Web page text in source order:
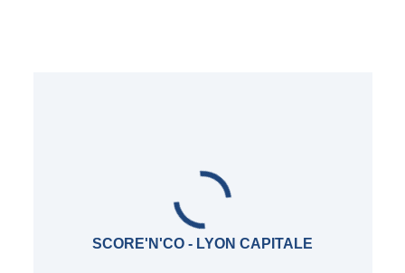
SCORE'N'CO - LYON CAPITALE